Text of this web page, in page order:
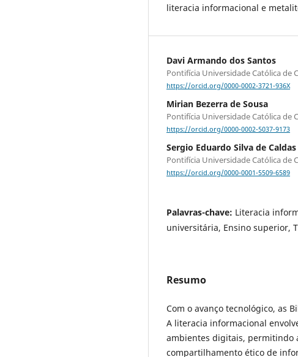
literacia informacional e
Davi Armando dos Santos
Pontifícia Universidade Católica de
https://orcid.org/0000-0002-3721-936X
Mirian Bezerra de Sousa
Pontifícia Universidade Católica de
https://orcid.org/0000-0002-5037-9173
Sergio Eduardo Silva de Caldas
Pontifícia Universidade Católica de
https://orcid.org/0000-0001-5509-6589
Palavras-chave: Literacia
universitária, Ensino superior,
Resumo
Com o avanço tecnológico, as
A literacia informacional
ambientes digitais, permitindo
compartilhamento ético de